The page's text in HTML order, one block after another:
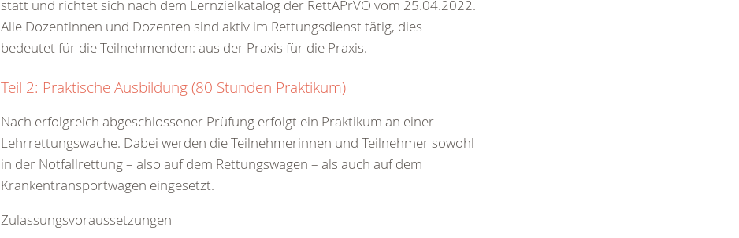
statt und richtet sich nach dem Lernzielkatalog der RettAPrVO vom 25.04.2022.
Alle Dozentinnen und Dozenten sind aktiv im Rettungsdienst tätig, dies
bedeutet für die Teilnehmenden: aus der Praxis für die Praxis.
Teil 2: Praktische Ausbildung (80 Stunden Praktikum)
Nach erfolgreich abgeschlossener Prüfung erfolgt ein Praktikum an einer
Lehrrettungswache. Dabei werden die Teilnehmerinnen und Teilnehmer sowohl
in der Notfallrettung – also auf dem Rettungswagen – als auch auf dem
Krankentransportwagen eingesetzt.
Zulassungsvoraussetzungen